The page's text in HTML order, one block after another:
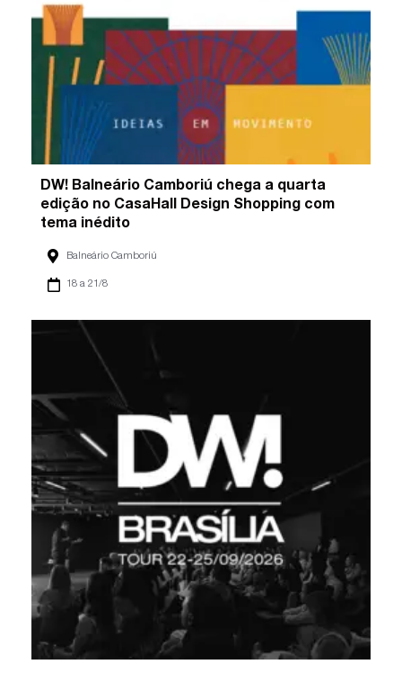
DW! Balneário Camboriú chega a quarta
edição no CasaHall Design Shopping com
tema inédito
Balneário Camboriú
18 a 21/8